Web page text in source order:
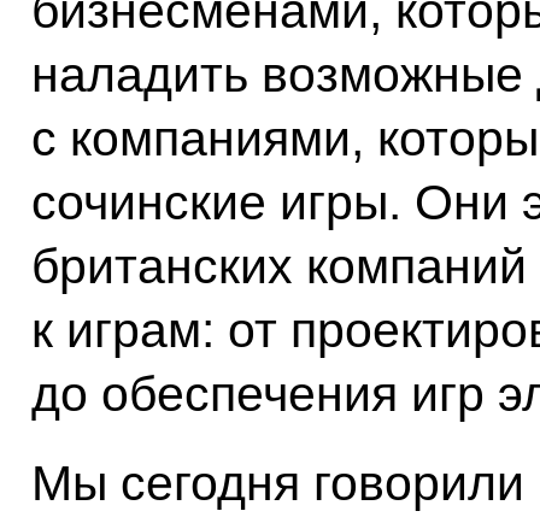
бизнесменами,
наладить возможные
с компаниями,
сочинские игры. Они
британских компаний
к играм: от
до обеспечения игр
Мы сегодня говорили